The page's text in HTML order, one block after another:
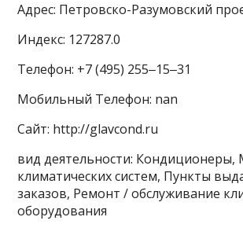
Адрес: Петровско-Разумовский
Индекс: 127287.0
Телефон: +7 (495) 255‒15‒31
Мобильный Телефон: nan
Сайт: http://glavcond.ru
вид деятельности:
климатических систем, Пункты
заказов, Ремонт / обслуживание
оборудования